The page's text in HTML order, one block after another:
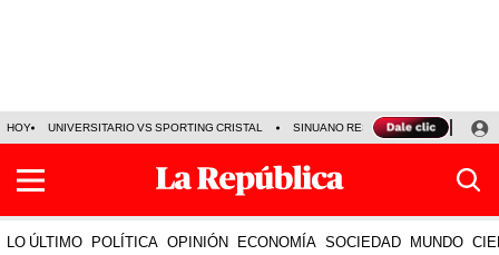
HOY UNIVERSITARIO VS SPORTING CRISTAL SINUANO RESULTADOS HOY
LO ÚLTIMO POLÍTICA OPINIÓN ECONOMÍA SOCIEDAD MUNDO